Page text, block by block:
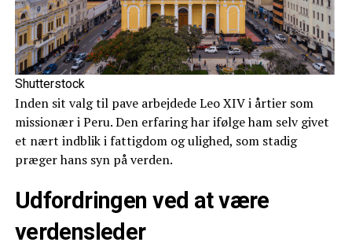
Shutterstock
Inden sit valg til pave arbejdede Leo XIV i årtier som
missionær i Peru. Den erfaring har ifølge ham selv givet
et nært indblik i fattigdom og ulighed, som stadig
præger hans syn på verden.
Udfordringen ved at være
verdensleder